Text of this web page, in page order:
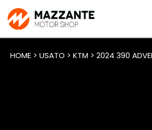
HOME > USATO > KTM > 2024 390